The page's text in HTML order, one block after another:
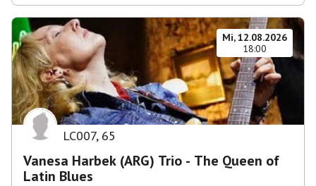
Mi, 12.08.2026
18:00
LC007, 65
Vanesa Harbek (ARG) Trio - The Queen of
Latin Blues